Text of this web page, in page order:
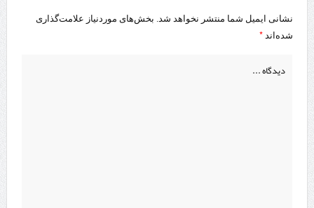
نشانی ایمیل شما منتشر نخواهد شد. بخش‌های موردنیاز علامت‌گذاری
شده‌اند *